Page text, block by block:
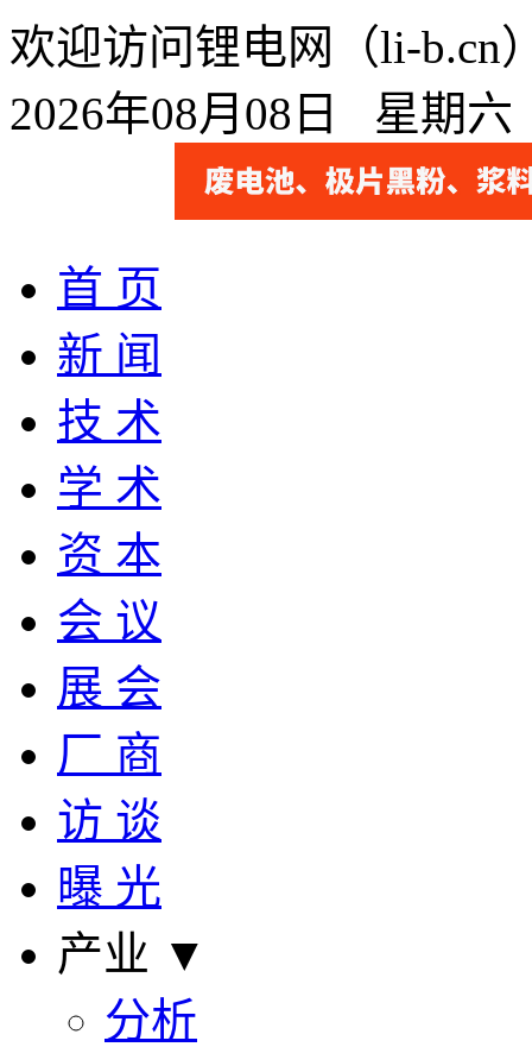
欢迎访问锂电网（li-b.cn
2026年08月08日 星期
首 页
新 闻
技 术
学 术
资 本
会 议
展 会
厂 商
访 谈
曝 光
产业 ▼
分析